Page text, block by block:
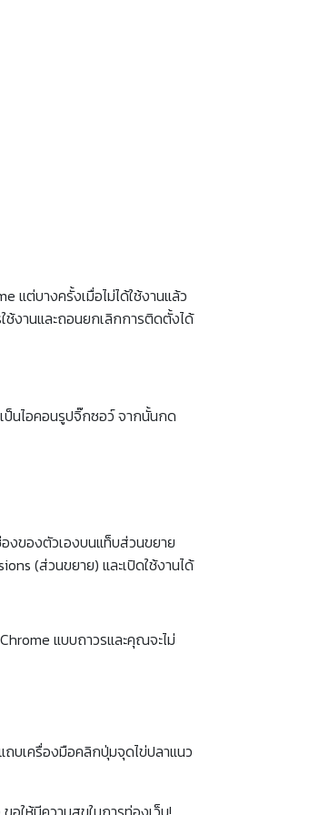
แต่บางครั้งเมื่อไม่ได้ใช้งานแล้ว
ช้งานและถอนยกเลิกการติดตั้งได้
ป็นไอคอนรูปจิ๊กซอว์ จากนั้นกด
งของตัวเองบนแท็บส่วนขยาย
(ส่วนขยาย) และเปิดใช้งานได้
แบบถาวรและคุณจะไม่
บเครื่องมือคลิกปุ่มจุดไข่ปลาแนว